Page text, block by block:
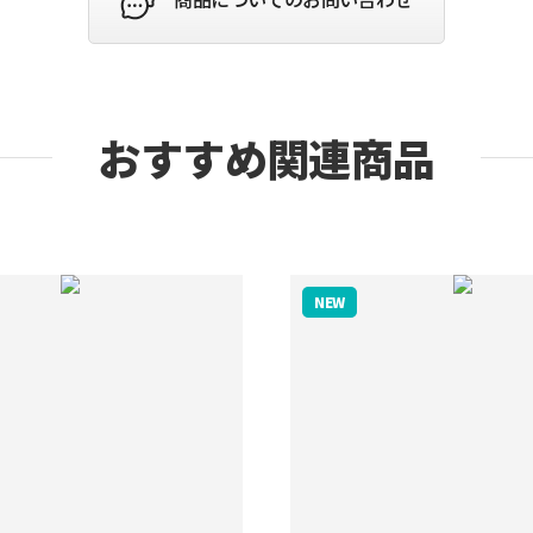
おすすめ関連商品
NEW